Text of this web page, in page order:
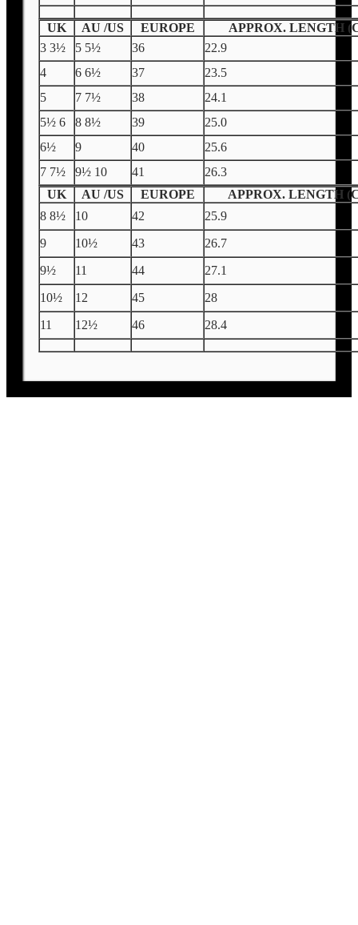
UK AU /US EUROPE
APPROX. LENGTH
3 3½
5 5½ 36
22.9
4
6 6½ 37
23.5
5
7 7½ 38
24.1
5½ 6
8 8½ 39
25.0
6½
9 40
25.6
7 7½
9½ 10 41
26.3
UK
AU /US EUROPE
APPROX. LENGTH
8 8½
10 42
25.9
9
10½ 43
26.7
9½
11 44
27.1
10½
12 45
28
11
12½ 46 28.4